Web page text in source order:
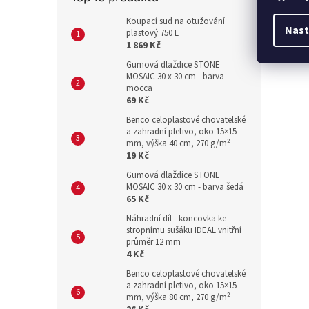
Koupací sud na otužování
plastový 750 L
1 869 Kč
Gumová dlaždice STONE
MOSAIC 30 x 30 cm - barva
mocca
69 Kč
Benco celoplastové chovatelské
a zahradní pletivo, oko 15×15
mm, výška 40 cm, 270 g/m²
19 Kč
Gumová dlaždice STONE
MOSAIC 30 x 30 cm - barva šedá
65 Kč
Náhradní díl - koncovka ke
stropnímu sušáku IDEAL vnitřní
průměr 12 mm
4 Kč
Benco celoplastové chovatelské
a zahradní pletivo, oko 15×15
mm, výška 80 cm, 270 g/m²